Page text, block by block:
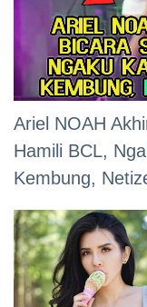
Ariel NOAH
Hamili BCL,
Kembung,